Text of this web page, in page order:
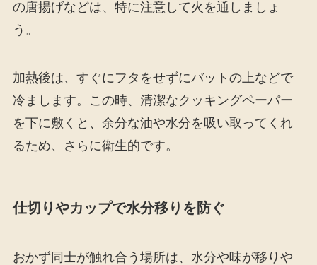
の唐揚げなどは、特に注意して火を通しましょ
う。
加熱後は、すぐにフタをせずにバットの上などで
冷まします。この時、清潔なクッキングペーパー
を下に敷くと、余分な油や水分を吸い取ってくれ
るため、さらに衛生的です。
仕切りやカップで水分移りを防ぐ
おかず同士が触れ合う場所は、水分や味が移りや